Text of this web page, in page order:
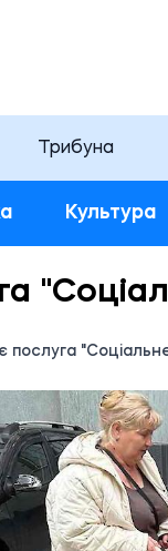
Трибуна
Культура
послуга